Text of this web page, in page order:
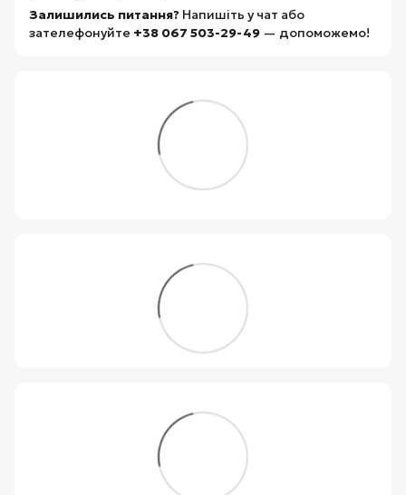
Залишились питання? Напишіть у чат або
зателефонуйте +38 067 503-29-49 — допоможемо!